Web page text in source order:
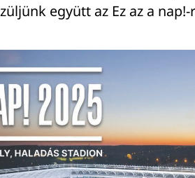
együtt az Ez az a nap!-